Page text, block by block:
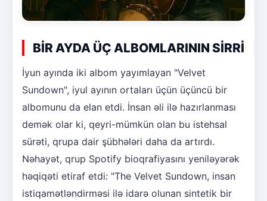
BİR AYDA ÜÇ ALBOMLARININ SİRRİ
İyun ayında iki albom yayımlayan "Velvet
Sundown", iyul ayının ortaları üçün üçüncü bir
albomunu da elan etdi. İnsan əli ilə hazırlanması
demək olar ki, qeyri-mümkün olan bu istehsal
sürəti, qrupa dair şübhələri daha da artırdı.
Nəhayət, qrup Spotify bioqrafiyasını yeniləyərək
həqiqəti etiraf etdi: "The Velvet Sundown, insan
istiqamətləndirməsi ilə idarə olunan sintetik bir